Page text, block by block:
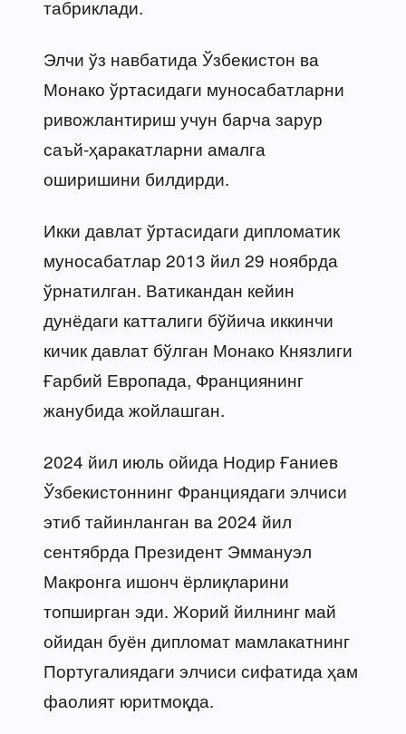
табриклади.
Элчи ўз навбатида Ўзбекистон ва
Монако ўртасидаги муносабатларни
ривожлантириш учун барча зарур
саъй-ҳаракатларни амалга
оширишини билдирди.
Икки давлат ўртасидаги дипломатик
муносабатлар 2013 йил 29 ноябрда
ўрнатилган. Ватикандан кейин
дунёдаги катталиги бўйича иккинчи
кичик давлат бўлган Монако Князлиги
Ғарбий Европада, Франциянинг
жанубида жойлашган.
2024 йил июль ойида Нодир Ғаниев
Ўзбекистоннинг Франциядаги элчиси
этиб тайинланган ва 2024 йил
сентябрда Президент Эммануэл
Макронга ишонч ёрлиқларини
топширган эди. Жорий йилнинг май
ойидан буён дипломат мамлакатнинг
Португалиядаги элчиси сифатида ҳам
фаолият юритмоқда.